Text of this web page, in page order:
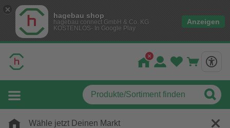
hagebau shop
hagebau connect GmbH & Co. KG
KOSTENLOS- In Google Play
Anzeigen
Wähle jetzt Deinen Markt